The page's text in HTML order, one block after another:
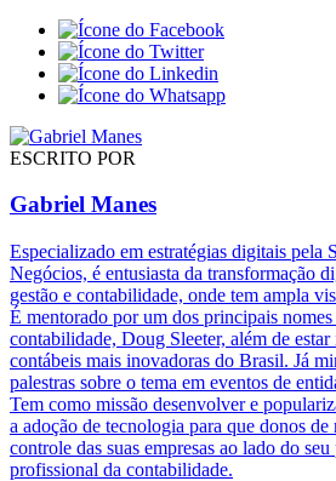
ESCRITO POR
Gabriel Manes
Especializado em estratégias digitais pela
Negócios, é entusiasta da transformação
gestão e contabilidade, onde tem ampla
É mentorado por um dos principais
contabilidade, Doug Sleeter, além de estar
contábeis mais inovadoras do Brasil. Já
palestras sobre o tema em eventos de
Tem como missão desenvolver e
a adoção de tecnologia para que donos de
controle das suas empresas ao lado do
profissional da contabilidade.